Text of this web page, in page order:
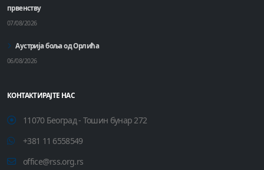
првенству
07/08/2026
Аустрија боља од Орлића
06/08/2026
КОНТАКТИРАЈТЕ НАС
11070 Београд - Тошин бунар 272
+381 11 6558549
office@rss.org.rs